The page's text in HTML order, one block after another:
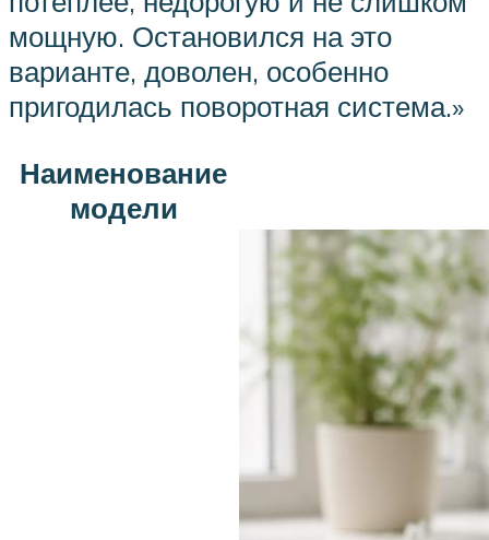
мощную. Остановился на это
варианте, доволен, особенно
пригодилась поворотная система.»
Наименование
модели